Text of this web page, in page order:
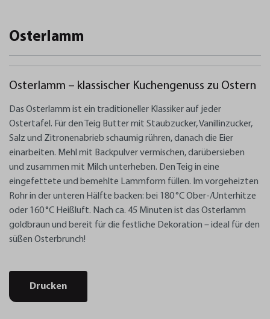
Osterlamm
Osterlamm – klassischer Kuchengenuss zu Ostern
Das Osterlamm ist ein traditioneller Klassiker auf jeder
Ostertafel. Für den Teig Butter mit Staubzucker, Vanillinzucker,
Salz und Zitronenabrieb schaumig rühren, danach die Eier
einarbeiten. Mehl mit Backpulver vermischen, darübersieben
und zusammen mit Milch unterheben. Den Teig in eine
eingefettete und bemehlte Lammform füllen. Im vorgeheizten
Rohr in der unteren Hälfte backen: bei 180 °C Ober-/Unterhitze
oder 160 °C Heißluft. Nach ca. 45 Minuten ist das Osterlamm
goldbraun und bereit für die festliche Dekoration – ideal für den
süßen Osterbrunch!
Drucken